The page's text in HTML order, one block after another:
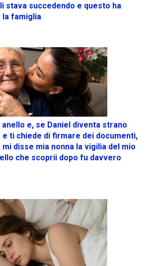
stava succedendo e questo ha
famiglia
e, se Daniel diventa strano
e ti chiede di firmare dei documenti,
mi disse mia nonna la vigilia del mio
che scoprii dopo fu davvero